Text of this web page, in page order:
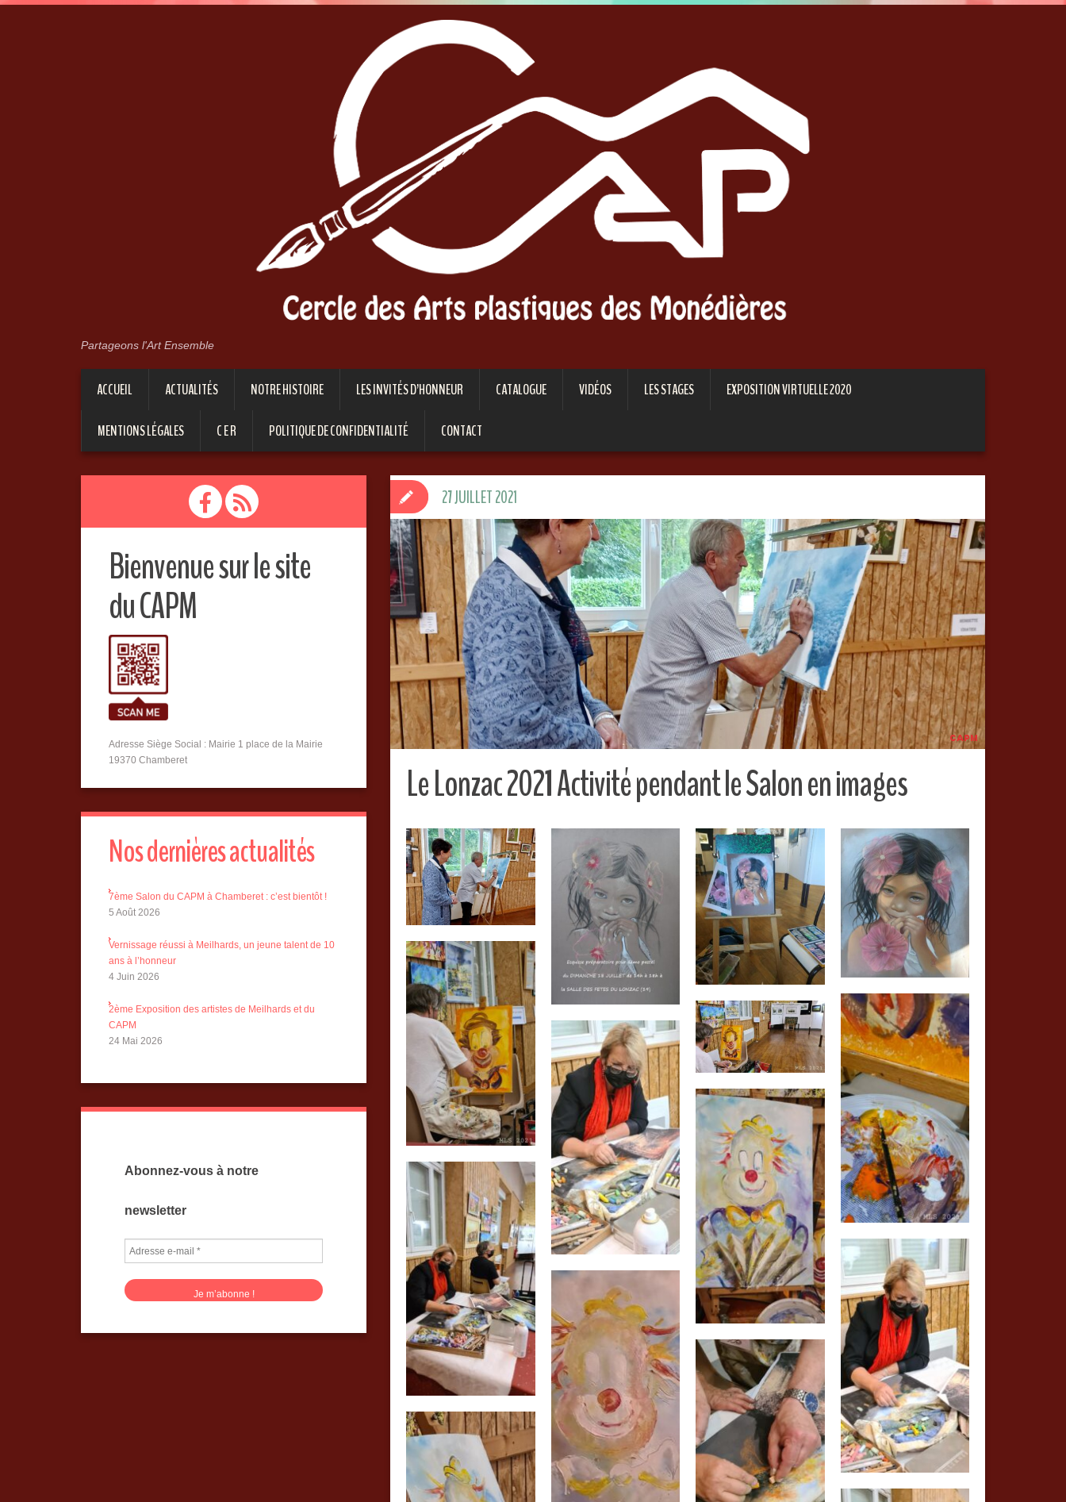
Partageons l'Art Ensemble
ACCUEIL ACTUALITÉS NOTRE HISTOIRE LES INVITÉS D’HONNEUR CATALOGUE VIDÉOS LES STAGES EXPOSITION VIRTUELLE 2020
MENTIONS LÉGALES C E R POLITIQUE DE CONFIDENTIALITÉ CONTACT
Le Lonzac 2021 Activité pendant le Salon en images
27 JUILLET 2021
Bienvenue sur le site
du CAPM
Adresse Siège Social : Mairie 1 place de la Mairie
19370 Chamberet
Nos dernières actualités
7ème Salon du CAPM à Chamberet : c’est bientôt !
5 Août 2026
Vernissage réussi à Meilhards, un jeune talent de 10
ans à l’honneur
4 Juin 2026
2ème Exposition des artistes de Meilhards et du
CAPM
24 Mai 2026
Abonnez-vous à notre
newsletter